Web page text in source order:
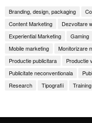
Branding, design, packaging
Content Marketing
Dezvoltare
Experiential Marketing
Gaming
Mobile marketing
Monitorizare
Productie publicitara
Productie
Publicitate neconventionala
Research
Tipografii Training